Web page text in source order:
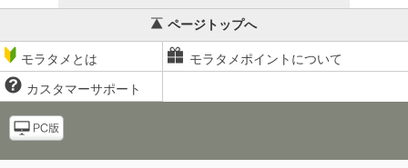
ページトップへ
モラタメとは モラタメポイントについて
カスタマーサポート